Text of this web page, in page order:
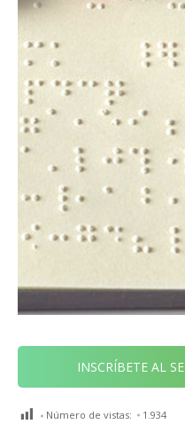
INSCRÍBETE AL
Número de vistas: 1.934